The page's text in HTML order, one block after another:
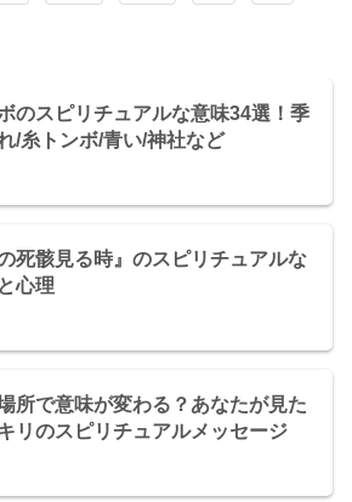
ボのスピリチュアルな意味34選！季
/糸トンボ/青い/神社など
の死骸見る時』のスピリチュアルな
心理
所で意味が変わる？あなたが見た
リのスピリチュアルメッセージ